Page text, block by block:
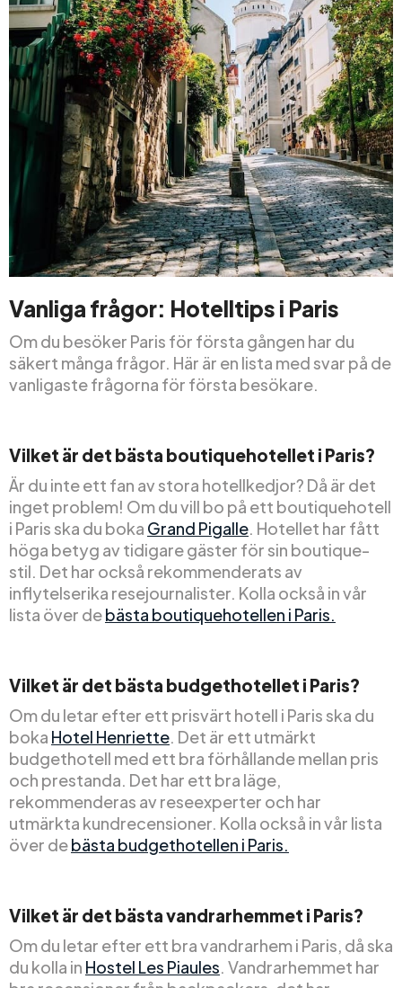
Vanliga frågor: Hotelltips i Paris
Om du besöker Paris för första gången har du
säkert många frågor. Här är en lista med svar på de
vanligaste frågorna för första besökare.
Vilket är det bästa boutiquehotellet i Paris?
Är du inte ett fan av stora hotellkedjor? Då är det
inget problem! Om du vill bo på ett boutiquehotell
i Paris ska du boka Grand Pigalle . Hotellet har fått
höga betyg av tidigare gäster för sin boutique-
stil. Det har också rekommenderats av
inflytelserika resejournalister. Kolla också in vår
lista över debästa boutiquehotellen i Paris.
Vilket är det bästa budgethotellet i Paris?
Om du letar efter ett prisvärt hotell i Paris ska du
boka Hotel Henriette . Det är ett utmärkt
budgethotell med ett bra förhållande mellan pris
och prestanda. Det har ett bra läge,
rekommenderas av reseexperter och har
utmärkta kundrecensioner. Kolla också in vår lista
över debästa budgethotellen i Paris.
Vilket är det bästa vandrarhemmet i Paris?
Om du letar efter ett bra vandrarhem i Paris, då ska
du kolla in Hostel Les Piaules . Vandrarhemmet har